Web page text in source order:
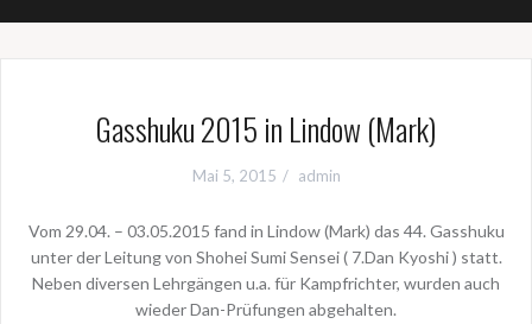
Gasshuku 2015 in Lindow (Mark)
Mai 5, 2015 admin
Vom 29.04. – 03.05.2015 fand in Lindow (Mark) das 44. Gasshuku
unter der Leitung von Shohei Sumi Sensei ( 7.Dan Kyoshi ) statt.
Neben diversen Lehrgängen u.a. für Kampfrichter, wurden auch
wieder Dan-Prüfungen abgehalten.